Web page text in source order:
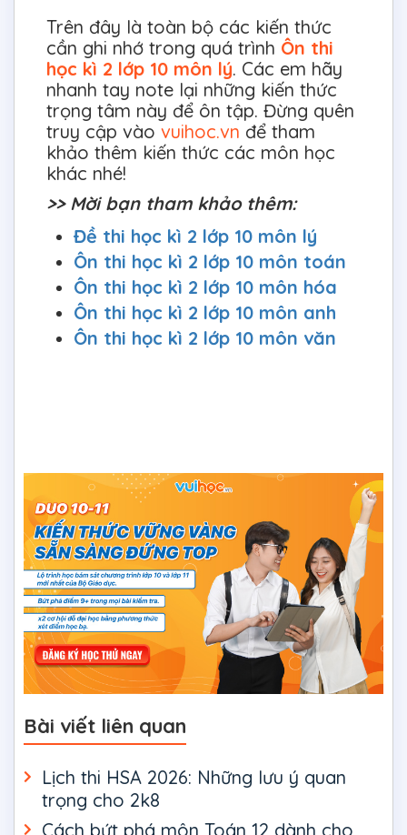
Trên đây là toàn bộ các kiến thức
cần ghi nhớ trong quá trình Ôn thi
học kì 2 lớp 10 môn lý. Các em hãy
nhanh tay note lại những kiến thức
trọng tâm này để ôn tập. Đừng quên
truy cập vào vuihoc.vn để tham
khảo thêm kiến thức các môn học
khác nhé!
>> Mời bạn tham khảo thêm:
Đề thi học kì 2 lớp 10 môn lý
Ôn thi học kì 2 lớp 10 môn toán
Ôn thi học kì 2 lớp 10 môn hóa
Ôn thi học kì 2 lớp 10 môn anh
Ôn thi học kì 2 lớp 10 môn văn
Bài viết liên quan
Lịch thi HSA 2026: Những lưu ý quan
trọng cho 2k8
Cách bứt phá môn Toán 12 dành cho